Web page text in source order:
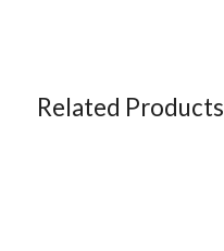
Related Products